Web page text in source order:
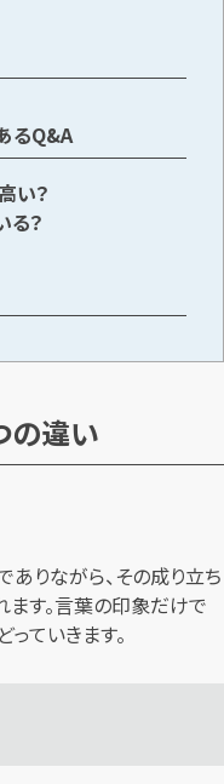
るQ&A
い？
？
の違い
ありながら、その成り立ち
す。言葉の印象だけで
ていきます。